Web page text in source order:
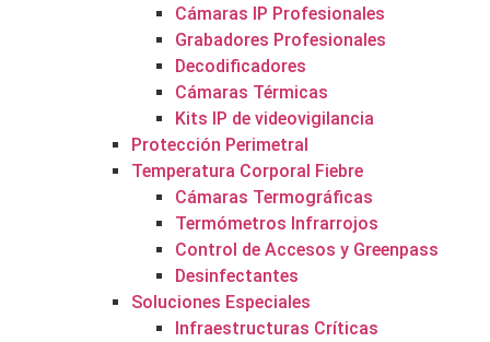
Cámaras IP Profesionales
Grabadores Profesionales
Decodificadores
Cámaras Térmicas
Kits IP de videovigilancia
Protección Perimetral
Temperatura Corporal Fiebre
Cámaras Termográficas
Termómetros Infrarrojos
Control de Accesos y Greenpass
Desinfectantes
Soluciones Especiales
Infraestructuras Críticas